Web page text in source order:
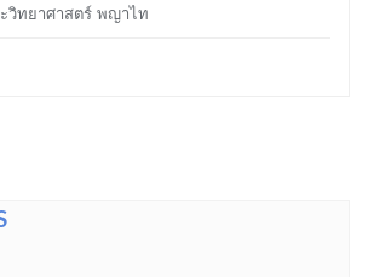
วิทยาศาสตร์ พญาไท